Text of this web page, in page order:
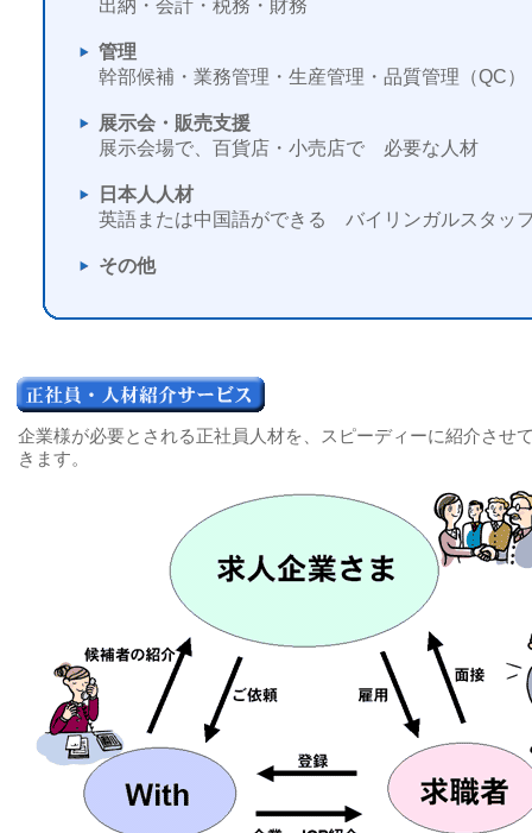
出納・会計・税務・財務
管理
幹部候補・業務管理・生産管理・品質管理（QC）
展示会・販売支援
展示会場で、百貨店・小売店で 必要な人材
日本人人材
英語または中国語ができる バイリンガルスタッ
その他
企業様が必要とされる正社員人材を、スピーディーに紹介させ
きます。